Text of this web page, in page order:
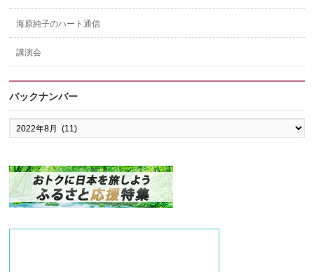
海原純子のハート通信
講演会
バックナンバー
バ
ッ
ン
バ
ー